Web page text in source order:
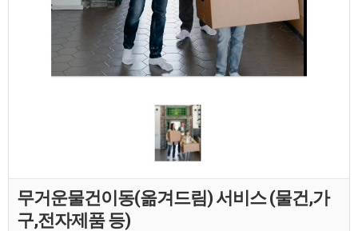
무거운물건이동(옮겨드림) 서비스 (물건,가
구,전자제품 등)